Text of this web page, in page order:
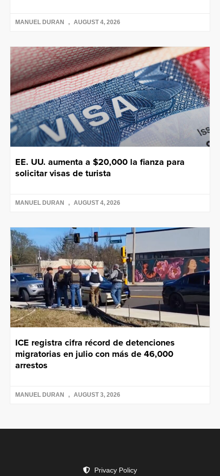
MANUEL DURAN AUGUST 4, 2026
EE. UU. aumenta a $20,000 la fianza para
solicitar visas de turista
MANUEL DURAN AUGUST 4, 2026
ICE registra cifra récord de detenciones
migratorias en julio con más de 46,000
arrestos
MANUEL DURAN AUGUST 3, 2026
Privacy Policy